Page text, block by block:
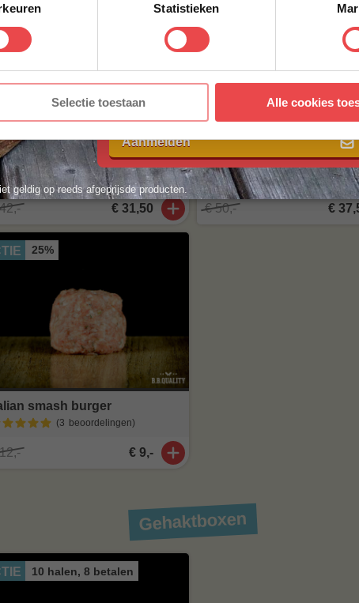
Statistieken
Selectie toestaan Alle cookies
(8 beoordelingen
€ 31,50
burger, 8 halen 6 betalen
€ 50,- €
25%
smash burger
(3 beoordelingen)
€ 9,-
Gehaktboxen
10 halen, 8 betalen
E-MAILADRES*
voorwaarden.
Aanmelden
geldig op reeds afgeprijsde producten.